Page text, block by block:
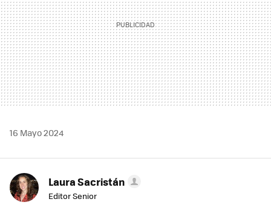
16 Mayo 2024
Laura Sacristán
Editor Senior